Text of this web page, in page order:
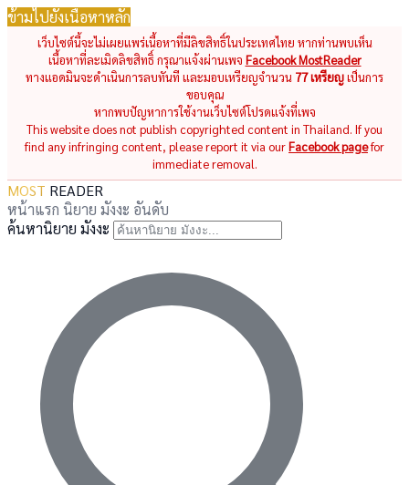
ข้ามไปยังเนื้อหาหลัก
เว็บไซต์นี้จะไม่เผยแพร่เนื้อหาที่มีลิขสิทธิ์ในประเทศไทย หากท่านพบเห็น
เนื้อหาที่ละเมิดลิขสิทธิ์ กรุณาแจ้งผ่านเพจ Facebook MostReader
ทางแอดมินจะดำเนินการลบทันที และมอบเหรียญจำนวน 77 เหรียญเป็นการ
ขอบคุณ
หากพบปัญหาการใช้งานเว็บไซต์โปรดแจ้งที่เพจ
This website does not publish copyrighted content in Thailand. If you
find any infringing content, please report it via ourFacebook pagefor
immediate removal.
MOST READER
หน้าแรก นิยาย มังงะ อันดับ
ค้นหานิยาย มังงะ